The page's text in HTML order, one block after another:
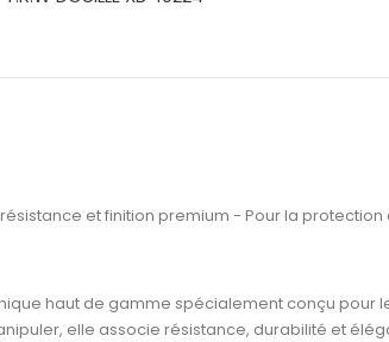
et finition premium - Pour la
haut de gamme spécialement conçu pour
elle associerésistance, durabilité et